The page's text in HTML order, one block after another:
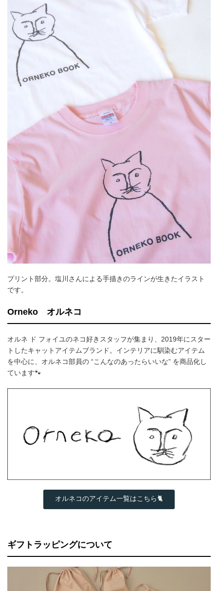
プリント部分。塩川さんによる手描きのラインが生きたイラスト
です。
Orneko オルネコ
オルネ ド フォイユのネコ好きスタッフが集まり、2019年にスター
トしたキャットアイテムブランド。インテリアに馴染むアイテム
を中心に、オルネコ部員の “こんなのあったらいいな” を商品化し
ています🐾
オルネコのアイテム一覧はこちら🐈
ギフトラッピングについて